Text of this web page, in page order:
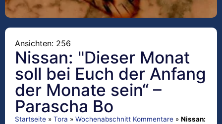
Ansichten: 256
Nissan: "Dieser Monat
soll bei Euch der Anfang
der Monate sein“ –
Parascha Bo
Startseite » Tora » Wochenabschnitt Kommentare » Nissan: